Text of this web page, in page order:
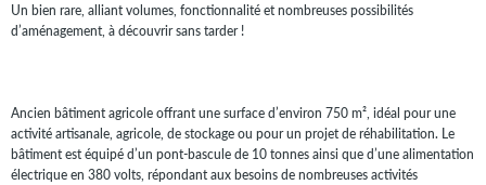
Un bien rare, alliant volumes, fonctionnalité et nombreuses possibilités
d’aménagement, à découvrir sans tarder !
Ancien bâtiment agricole offrant une surface d’environ 750 m², idéal pour une
activité artisanale, agricole, de stockage ou pour un projet de réhabilitation. Le
bâtiment est équipé d’un pont-bascule de 10 tonnes ainsi que d’une alimentation
électrique en 380 volts, répondant aux besoins de nombreuses activités